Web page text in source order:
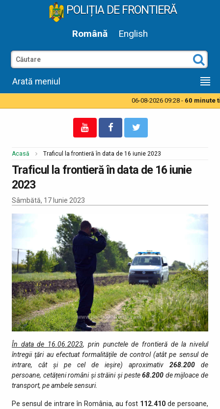
POLIȚIA DE FRONTIERĂ
Română English
Arată meniul
06-08-2026 09:28 -60 minute
Acasă Traficul la frontieră în data de 16 iunie 2023
Traficul la frontieră în data de 16 iunie
2023
Sâmbătă, 17 Iunie 2023
În data de 16.06.2023, prin punctele de fro­ntieră de la nivelul
întregii ţări au efectuat formalitățile de control (atât pe sensul de
intrare, cât şi pe cel de ieşire) aproximativ 268.200 de
persoane, cetățeni români și străini și peste68.200 de mijloace de
transport, pe ambele sensuri.
Pe sensul de intrare în România, au fost 112.410 de persoane,